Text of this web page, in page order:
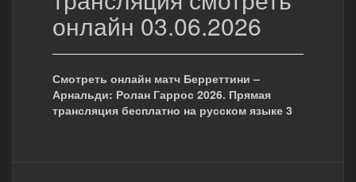
онлайн 03.06.2026
Смотреть онлайн матч Берреттини –
Арнальди: Ролан Гаррос 2026. Прямая
трансляция бесплатно на русском языке 3